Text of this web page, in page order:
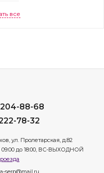
все
88-68
78-32
ул. Пролетарская, д.82
до 18:00, ВС-ВЫХОДНОЙ
serp@mail.ru